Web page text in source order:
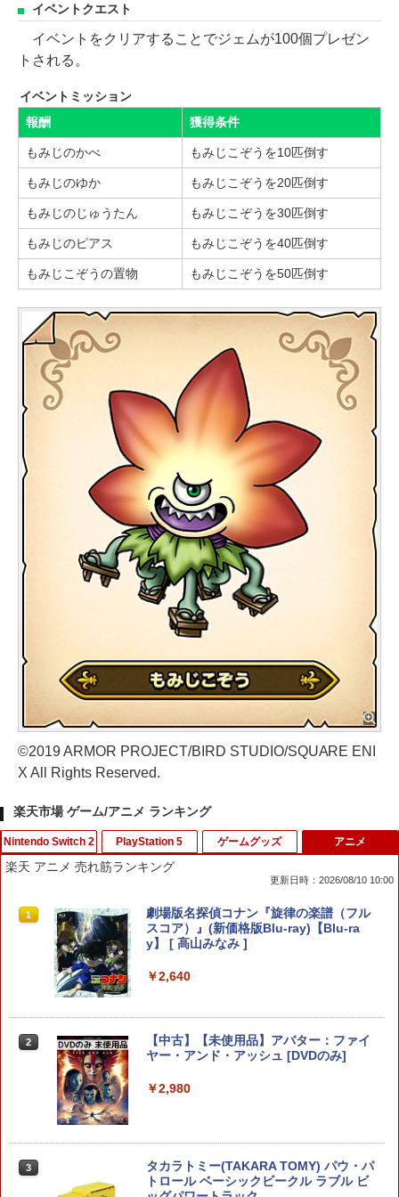
イベントクエスト
イベントをクリアすることでジェムが100個プレゼン
トされる。
イベントミッション
報酬
獲得条件
もみじのかべ もみじこぞうを10匹倒す
もみじのゆか もみじこぞうを20匹倒す
もみじのじゅうたん もみじこぞうを30匹倒す
もみじのピアス もみじこぞうを40匹倒す
もみじこぞうの置物 もみじこぞうを50匹倒す
©2019 ARMOR PROJECT/BIRD STUDIO/SQUARE ENI
X All Rights Reserved.
楽天市場 ゲーム/アニメ ランキング
Nintendo Switch 2
1
【ホリ公式】【任天堂ライセンス商品】
スプラトゥーン レイダース ワイヤレス
ホリパッド TURBO for Nintendo Switc
ーラー 無線 連射 連射ホールド 連射機能
￥8,980
￥8,981
PlayStation 5
1
【楽天ブックス限定特典+特典】空の軌
跡 the 2nd PS5版(DLCチラシ：NEOブ
レイサー・アガット+【早期購入外付特
ソニー・インタラクティブエンタテイン
[ECJS-00050 PS5 ゴ-スト オブ ヨウテ
ゲームグッズ
1
レトロミニゲームキーホルダー 単品販売
※色指定可 カラー全6種 (赤・青・黄・
緑・黒・白) レトロゲーム 雑貨 [ 新品 ]
￥480
2
ポケモンGO ポケットオートキャッチ /
GO-TCHA / オートキャッチ 2/ Reviver
ットオートキャッチ Pocket auto catch
￥1,000
アニメ
楽天 アニメ 売れ筋ランキング
更新日時：2026/08/10 10:00
1
劇場版名探偵コナン『旋律の楽譜（フル
スコア）』(新価格版Blu-ray)【Blu-ra
y】 [ 高山みなみ ]
￥2,640
2
【中古】【未使用品】アバター：ファイ
ヤー・アンド・アッシュ [DVDのみ]
￥2,980
3
タカラトミー(TAKARA TOMY) パウ・パ
トロール ベーシックビークル ラブル ビ